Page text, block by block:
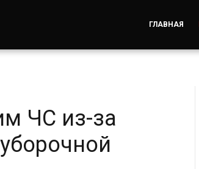
ГЛАВНАЯ
ЧС из-за